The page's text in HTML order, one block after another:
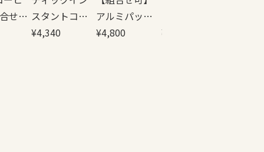
せ
スタントコー
ヒー6箱詰合せ
¥4,340
アルミパック3
袋詰合せ
¥4,800
コーヒー2本詰
¥